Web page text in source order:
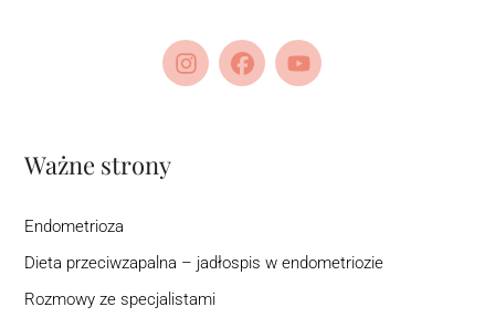
Ważne strony
Endometrioza
Dieta przeciwzapalna – jadłospis w endometriozie
Rozmowy ze specjalistami